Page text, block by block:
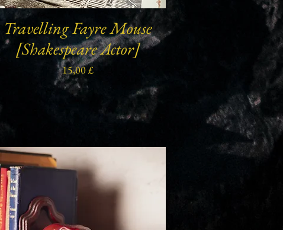
Schnellansicht
Travelling Fayre Mouse
[Shakespeare Actor]
Preis
15,00 £